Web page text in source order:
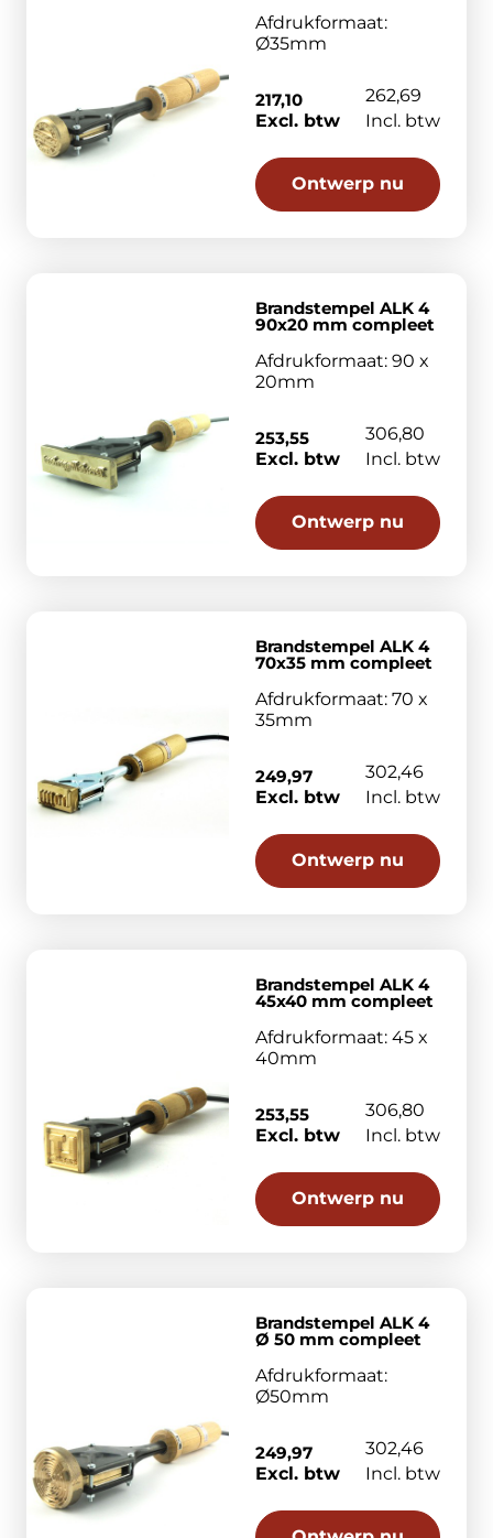
Afdrukformaat:
Ø35mm
217,10
Excl. btw
262,69
Incl. btw
Ontwerp nu
Brandstempel ALK 4
90x20 mm compleet
Afdrukformaat: 90 x
20mm
253,55
Excl. btw
306,80
Incl. btw
Ontwerp nu
Brandstempel ALK 4
70x35 mm compleet
Afdrukformaat: 70 x
35mm
249,97
Excl. btw
302,46
Incl. btw
Ontwerp nu
Brandstempel ALK 4
45x40 mm compleet
Afdrukformaat: 45 x
40mm
253,55
Excl. btw
306,80
Incl. btw
Ontwerp nu
Brandstempel ALK 4
Ø 50 mm compleet
Afdrukformaat:
Ø50mm
249,97
Excl. btw
302,46
Incl. btw